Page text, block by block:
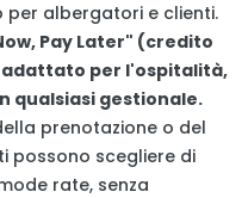
albergatori e clienti.
Pay Later" (credito
per l'ospitalità,
qualsiasi gestionale.
prenotazione o del
possono scegliere di
rate, senza